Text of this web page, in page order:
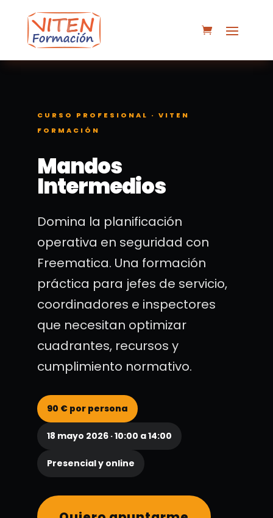
CURSO PROFESIONAL · VITEN
FORMACIÓN
Mandos
Intermedios
Domina la planificación
operativa en seguridad con
Freematica. Una formación
práctica para jefes de servicio,
coordinadores e inspectores
que necesitan optimizar
cuadrantes, recursos y
cumplimiento normativo.
90 € por persona
18 mayo 2026 · 10:00 a 14:00
Presencial y online